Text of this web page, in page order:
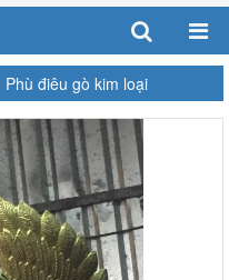
Phù điêu gò kim loại